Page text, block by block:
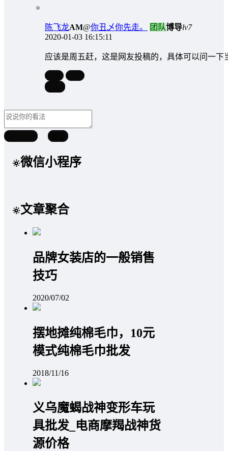
陈飞龙AM@你丑乄你先走。 团队博导lv7
2020-01-03 16:15:11
应该是周五赶，这是网友投稿的，具体可以问一下
微信小程序
文章聚合
品牌女装店的一般销售
技巧
2020/07/02
摆地摊纯棉毛巾，10元
模式纯棉毛巾批发
2018/11/16
义乌魔蝎战神变形车玩
具批发_电商摩羯战神货
源价格